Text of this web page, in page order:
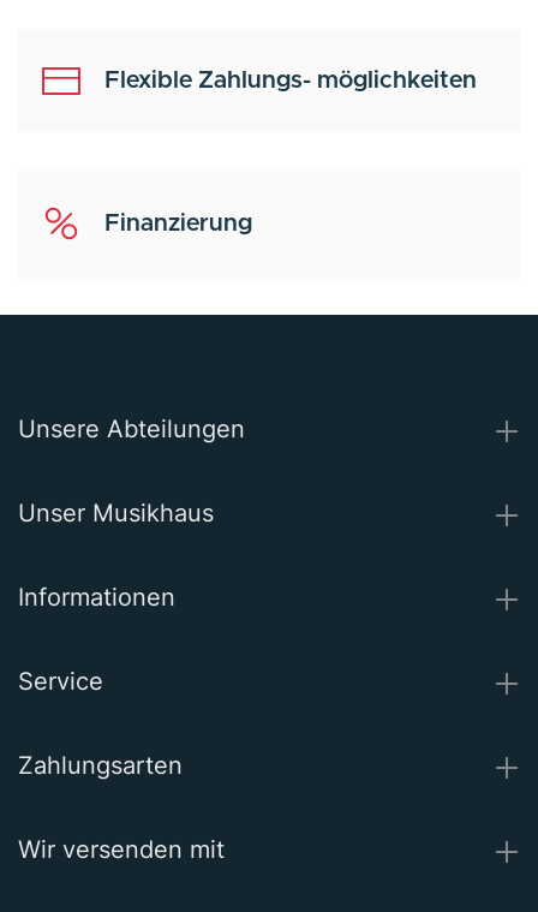
Flexible Zahlungs- möglichkeiten
Finanzierung
Unsere Abteilungen
Unser Musikhaus
Informationen
Service
Zahlungsarten
Wir versenden mit